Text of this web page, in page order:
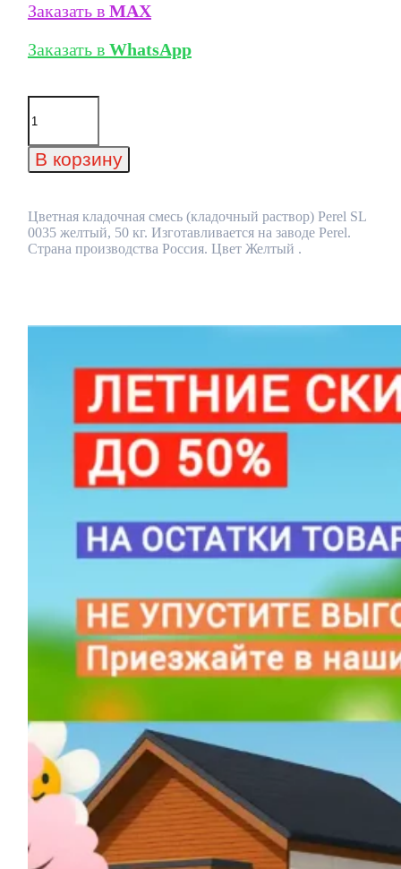
Заказать в MAX
Заказать в WhatsApp
Количество
товара
кладочная
смесь
Perel
SL
0035
В корзину
Цветная кладочная смесь (кладочный раствор) Perel SL
0035 желтый, 50 кг. Изготавливается на заводе Perel.
Страна производства Россия. Цвет Желтый .